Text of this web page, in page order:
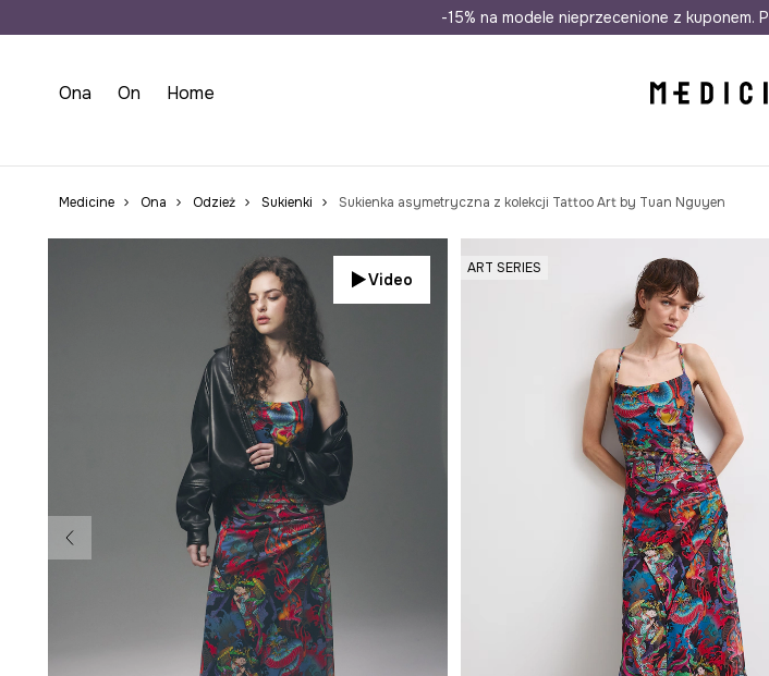
Wysyłka nawet w 24h Darmowa
-15% na modele nieprzecenione z kuponem.
Ona On Home
Medicine Ona Odzież Sukienki Sukienka asymetryczna z kolekcji Tattoo Art by Tuan Nguyen
ART SERIES
Video